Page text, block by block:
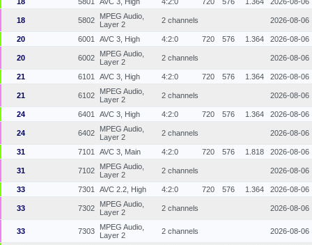
18 5802
MPEG Audio,
Layer 2
2 channels 2026-08-06
20 6001 AVC 3, High 4:2:0 720 576 1.364 2026-08-06
20 6002
MPEG Audio,
Layer 2
2 channels 2026-08-06
21 6101 AVC 3, High 4:2:0 720 576 1.364 2026-08-06
21 6102
MPEG Audio,
Layer 2
2 channels 2026-08-06
24 6401 AVC 3, High 4:2:0 720 576 1.364 2026-08-06
24 6402
MPEG Audio,
Layer 2
2 channels 2026-08-06
31 7101 AVC 3, Main 4:2:0 720 576 1.818 2026-08-06
31 7102
MPEG Audio,
Layer 2
2 channels 2026-08-06
33 7301 AVC 2.2, High 4:2:0 720 576 1.364 2026-08-06
33 7302
MPEG Audio,
Layer 2
2 channels 2026-08-06
33 7303
MPEG Audio,
Layer 2
2 channels 2026-08-06